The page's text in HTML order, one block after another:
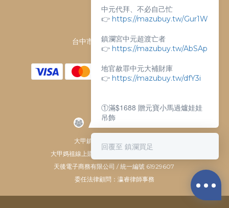
04-26763688
台中市大甲區順天路238號
大甲鎮瀾宮唯一指定 官方商城
大甲媽祖線上購物商城 © All Rights Reserved.
天後電子商務有限公司 / 統一編號 61929607
委任法律顧問：瀛睿律師事務
中元代拜、不必自己忙
👉 https://mazubuy.tw/Gur1W
鎮瀾宮中元超渡亡者
👉 https://mazubuy.tw/AbSAp
地官赦罪中元大補財庫
👉 https://mazubuy.tw/dfY3i
①滿$1688 贈元寶小馬過爐娃娃
吊飾
新朋友不知道怎麼買嗎？
給你滿滿的購物靈感
回覆至 鎮瀾買足